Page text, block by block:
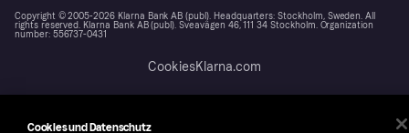
Copyright © 2005-2026 Klarna Bank AB (publ). Headquarters: Stockholm, Sweden. All
rights reserved. Klarna Bank AB (publ). Sveavägen 46, 111 34 Stockholm. Organization
number: 556737-0431
CookiesKlarna.com
Cookies und Datenschutz